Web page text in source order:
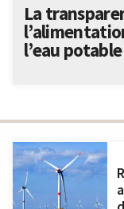
La
l’eau